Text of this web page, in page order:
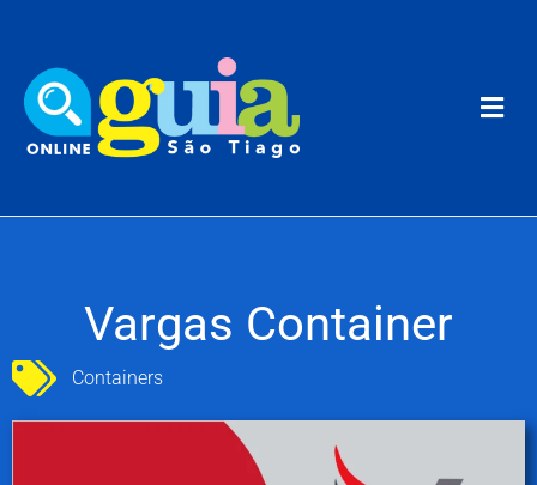
Vargas Container
Containers